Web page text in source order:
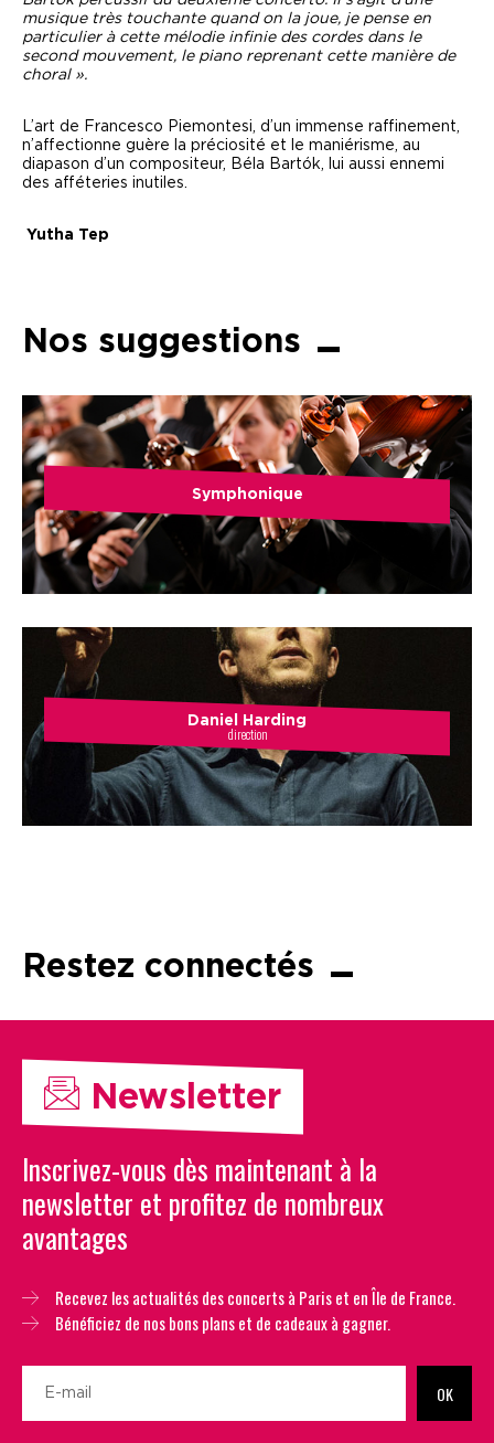
musique très touchante quand on la joue, je pense en
particulier à cette mélodie infinie des cordes dans le
second mouvement, le piano reprenant cette manière de
choral ».
L’art de Francesco Piemontesi, d’un immense raffinement,
n’affectionne guère la préciosité et le maniérisme, au
diapason d’un compositeur, Béla Bartók, lui aussi ennemi
des afféteries inutiles.
Yutha Tep
Nos suggestions
Symphonique
Daniel Harding
direction
Restez connectés
Newsletter
Inscrivez-vous dès maintenant à la
newsletter et profitez de nombreux
avantages
Recevez les actualités des concerts à Paris et en Île de France.
Bénéficiez de nos bons plans et de cadeaux à gagner.
OK